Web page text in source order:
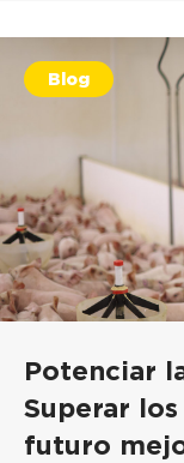
Blog
Potenciar
Superar
futuro